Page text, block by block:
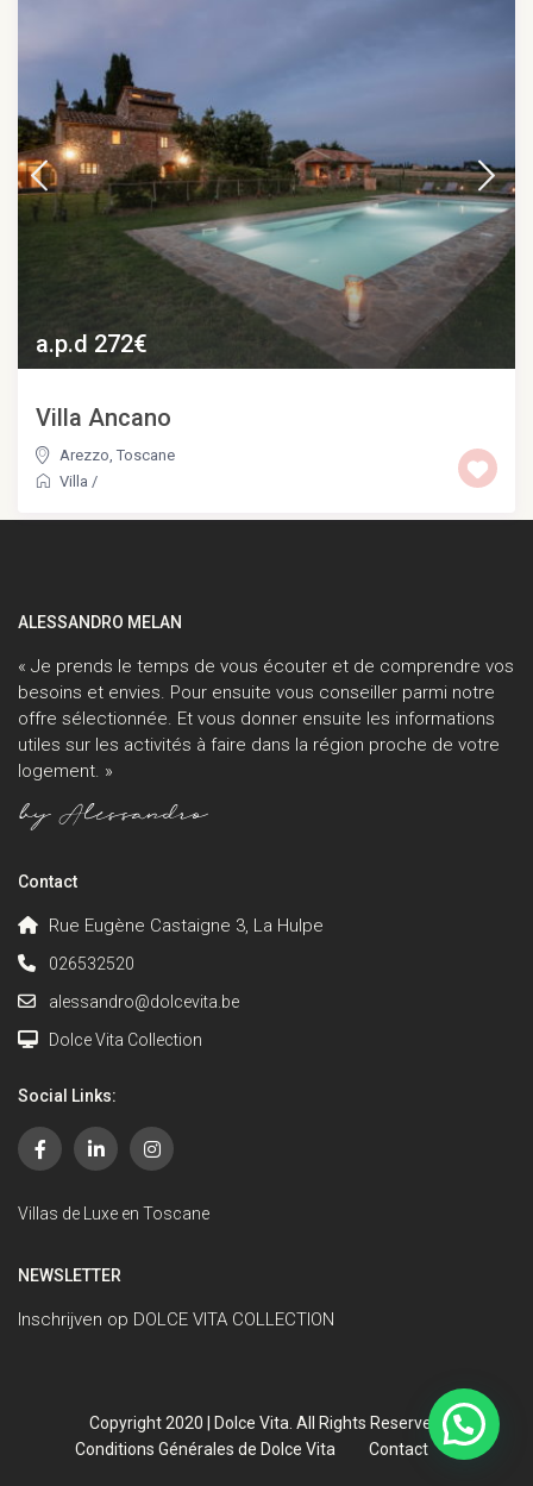
a.p.d 272€
Villa Ancano
Arezzo,Toscane
Villa /
ALESSANDRO MELAN
« Je prends le temps de vous écouter et de comprendre vos
besoins et envies. Pour ensuite vous conseiller parmi notre
offre sélectionnée. Et vous donner ensuite les informations
utiles sur les activités à faire dans la région proche de votre
logement. »
Contact
Rue Eugène Castaigne 3, La Hulpe
026532520
alessandro@dolcevita.be
Dolce Vita Collection
Social Links:
Villas de Luxe en Toscane
NEWSLETTER
Inschrijven op DOLCE VITA COLLECTION
Copyright 2020 | Dolce Vita. All Rights Reserved.
Conditions Générales de Dolce Vita
Contact